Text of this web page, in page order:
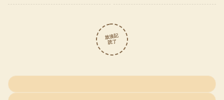
放浪記
読了